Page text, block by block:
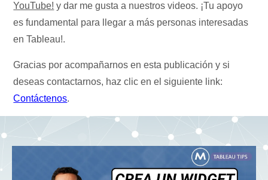
YouTube! y dar me gusta a nuestros videos. ¡Tu apoyo
es fundamental para llegar a más personas interesadas
en Tableau!.
Gracias por acompañarnos en esta publicación y si
deseas contactarnos, haz clic en el siguiente link:
Contáctenos.